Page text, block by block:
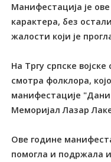
Манифестација је
карактера, без
жалости који је
На Тргу српске
смотра фолклора,
манифестације
Меморијал Лазар
Ове године
помогла и подржала